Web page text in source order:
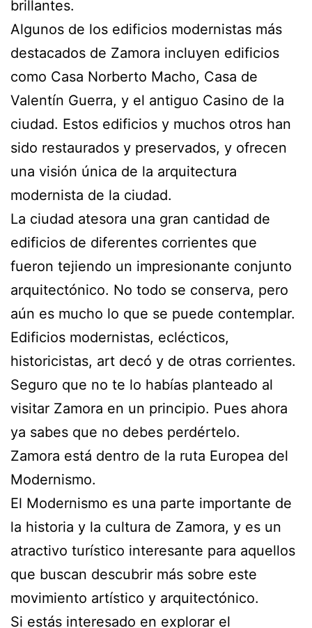
brillantes.
Algunos de los edificios modernistas más
destacados de Zamora incluyen edificios
como Casa Norberto Macho, Casa de
Valentín Guerra, y el antiguo Casino de la
ciudad. Estos edificios y muchos otros han
sido restaurados y preservados, y ofrecen
una visión única de la arquitectura
modernista de la ciudad.
La ciudad atesora una gran cantidad de
edificios de diferentes corrientes que
fueron tejiendo un impresionante conjunto
arquitectónico. No todo se conserva, pero
aún es mucho lo que se puede contemplar.
Edificios modernistas, eclécticos,
historicistas, art decó y de otras corrientes.
Seguro que no te lo habías planteado al
visitar Zamora en un principio. Pues ahora
ya sabes que no debes perdértelo.
Zamora está dentro de la ruta Europea del
Modernismo.
El Modernismo es una parte importante de
la historia y la cultura de Zamora, y es un
atractivo turístico interesante para aquellos
que buscan descubrir más sobre este
movimiento artístico y arquitectónico.
Si estás interesado en explorar el